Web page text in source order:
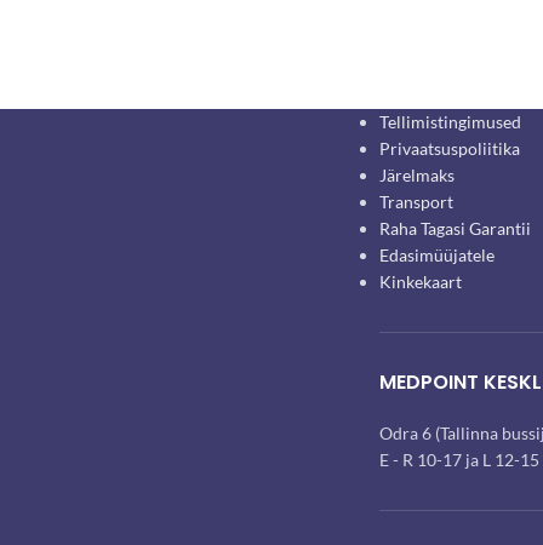
Tellimistingimused
Privaatsuspoliitika
Järelmaks
Transport
Raha Tagasi Garantii
Edasimüüjatele
Kinkekaart
MEDPOINT
Odra 6 (Tallinna
E - R 10-17 ja L 12-15